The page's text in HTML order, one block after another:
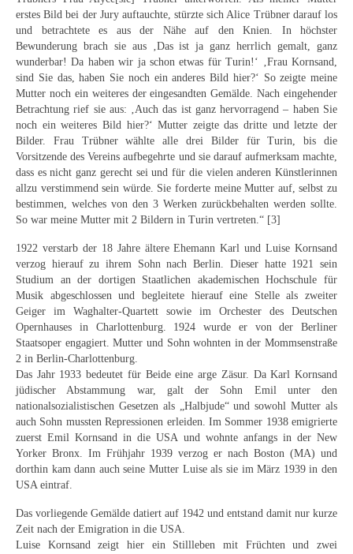
Themenflyer: Ernst Geitlinger
Themenflyer: Michel Wagner
Weitere Themenflyer
Buchempfehlungen
Richild Holt – Farbe und Linie
Theodor Zeller (1900-1986) Maler und
Visionär
Walter Becker (1893-1984) Malerei und Grafik
Der Maler Richard Sprick (1901-1976)
Suche
Über Uns
Kontakt
Publikationsliste
Über Uns
Impressum
AGB
erstes Bild bei der Jury auftauchte, stürzte sich Alice Trübner darauf los
und betrachtete es aus der Nähe auf den Knien. In höchster
Bewunderung brach sie aus ‚Das ist ja ganz herrlich gemalt, ganz
wunderbar! Da haben wir ja schon etwas für Turin!‘ ‚Frau Kornsand,
sind Sie das, haben Sie noch ein anderes Bild hier?‘ So zeigte meine
Mutter noch ein weiteres der eingesandten Gemälde. Nach eingehender
Betrachtung rief sie aus: ‚Auch das ist ganz hervorragend – haben Sie
noch ein weiteres Bild hier?‘ Mutter zeigte das dritte und letzte der
Bilder. Frau Trübner wählte alle drei Bilder für Turin, bis die
Vorsitzende des Vereins aufbegehrte und sie darauf aufmerksam machte,
dass es nicht ganz gerecht sei und für die vielen anderen Künstlerinnen
allzu verstimmend sein würde. Sie forderte meine Mutter auf, selbst zu
bestimmen, welches von den 3 Werken zurückbehalten werden sollte.
So war meine Mutter mit 2 Bildern in Turin vertreten.“ [3]
1922 verstarb der 18 Jahre ältere Ehemann Karl und Luise Kornsand
verzog hierauf zu ihrem Sohn nach Berlin. Dieser hatte 1921 sein
Studium an der dortigen Staatlichen akademischen Hochschule für
Musik abgeschlossen und begleitete hierauf eine Stelle als zweiter
Geiger im Waghalter-Quartett sowie im Orchester des Deutschen
Opernhauses in Charlottenburg. 1924 wurde er von der Berliner
Staatsoper engagiert. Mutter und Sohn wohnten in der Mommsenstraße
2 in Berlin-Charlottenburg.
Das Jahr 1933 bedeutet für Beide eine arge Zäsur. Da Karl Kornsand
jüdischer Abstammung war, galt der Sohn Emil unter den
nationalsozialistischen Gesetzen als „Halbjude“ und sowohl Mutter als
auch Sohn mussten Repressionen erleiden. Im Sommer 1938 emigrierte
zuerst Emil Kornsand in die USA und wohnte anfangs in der New
Yorker Bronx. Im Frühjahr 1939 verzog er nach Boston (MA) und
dorthin kam dann auch seine Mutter Luise als sie im März 1939 in den
USA eintraf.
Das vorliegende Gemälde datiert auf 1942 und entstand damit nur kurze
Zeit nach der Emigration in die USA.
Luise Kornsand zeigt hier ein Stillleben mit Früchten und zwei